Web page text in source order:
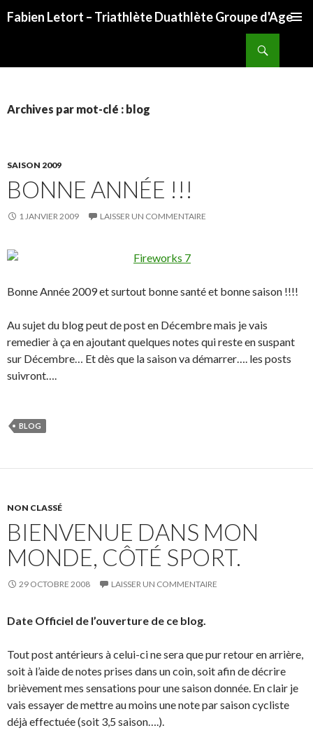
Fabien Letort – Triathlète Duathlète Groupe d'Age
Archives par mot-clé : blog
SAISON 2009
BONNE ANNÉE !!!
1 JANVIER 2009 LAISSER UN COMMENTAIRE
Bonne Année 2009 et surtout bonne santé et bonne saison !!!!
Au sujet du blog peut de post en Décembre mais je vais
remedier à ça en ajoutant quelques notes qui reste en suspant
sur Décembre… Et dès que la saison va démarrer…. les posts
suivront….
BLOG
NON CLASSÉ
BIENVENUE DANS MON
MONDE, CÔTÉ SPORT.
29 OCTOBRE 2008 LAISSER UN COMMENTAIRE
Date Officiel de l’ouverture de ce blog.
Tout post antérieurs à celui-ci ne sera que pur retour en arrière,
soit à l’aide de notes prises dans un coin, soit afin de décrire
brièvement mes sensations pour une saison donnée. En clair je
vais essayer de mettre au moins une note par saison cycliste
déjà effectuée (soit 3,5 saison….).